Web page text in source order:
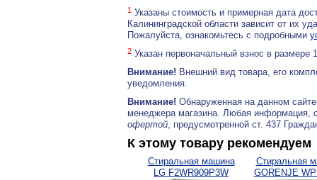
1 Указаны стоимость и примерная дата
Калининградской области зависит от их
Пожалуйста, ознакомьтесь с подробными
2 Указан первоначальный взнос в
Внимание! Внешний вид товара, его
уведомления.
Внимание! Обнаруженная на данном
менеджера магазина. Любая информация,
офертой, предусмотренной ст. 437
К этому товару рекомендуем
Стиральная машина
LG F2WR909P3W
Стиральная
GORENJE